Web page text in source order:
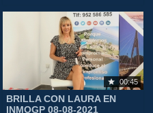
00:45
BRILLA CON LAURA EN
INMOGP 08-08-2021